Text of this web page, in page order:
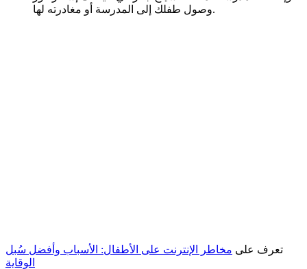
وصول طفلك إلى المدرسة أو مغادرته لها.
تعرف على مخاطر الإنترنت على الأطفال: الأسباب وأفضل سُبل
الوقاية